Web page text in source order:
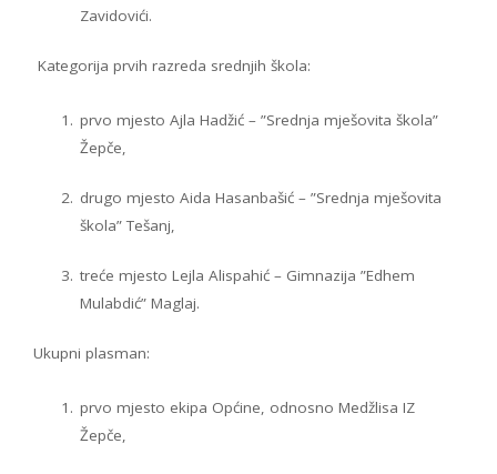
Zavidovići.
Kategorija prvih razreda srednjih škola:
prvo mjesto Ajla Hadžić – ”Srednja mješovita škola”
Žepče,
drugo mjesto Aida Hasanbašić – ”Srednja mješovita
škola” Tešanj,
treće mjesto Lejla Alispahić – Gimnazija ”Edhem
Mulabdić” Maglaj.
Ukupni plasman:
prvo mjesto ekipa Općine, odnosno Medžlisa IZ
Žepče,